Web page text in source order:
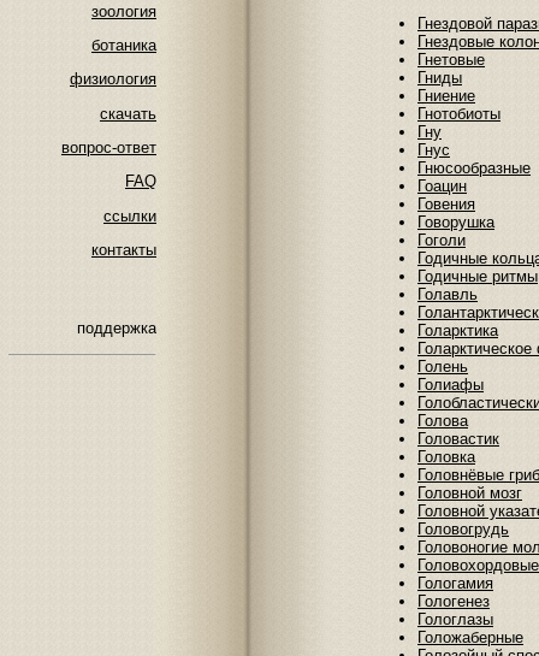
зоология
ботаника
физиология
скачать
вопрос-ответ
FAQ
ссылки
контакты
поддержка
Гнездовой
Гнездовые
Гнетовые
Гниды
Гниение
Гнотобиоты
Гну
Гнус
Гнюсообразные
Гоацин
Говения
Говорушка
Гоголи
Годичные
Годичные ритмы
Голавль
Голарктика
Голень
Голиафы
Голова
Головастик
Головка
Головнёвые
Головной мозг
Головной
Головогрудь
Головоногие
Головохордовые
Гологамия
Гологенез
Гологлазы
Голожаберные